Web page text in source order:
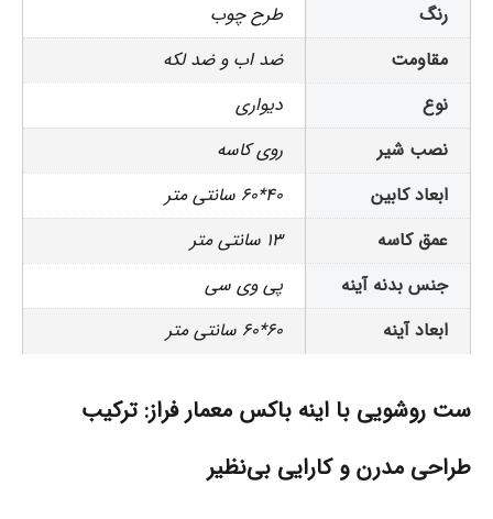
رنگ
طرح چوب
مقاومت
ضد اب و ضد لکه
نوع
دیواری
نصب شیر
روی کاسه
ابعاد کابین
40*60 سانتی متر
عمق کاسه
13 سانتی متر
جنس بدنه آینه
پی وی سی
ابعاد آینه
60*60 سانتی متر
ست روشویی با اینه باکس معمار فراز: ترکیب
طراحی مدرن و کارایی بی‌نظیر